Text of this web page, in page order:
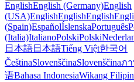
EnglishEnglish (Germany)English
(USA)EnglishEnglishEnglish
(Spain)EspañolÍslenskaPortuguês
(Italia)ItalianoPolskiPolski
日本語日本語Tiếng Việt한국어
ČeštinaSlovenščinaSlovenščinaภ
语Bahasa IndonesiaWikang